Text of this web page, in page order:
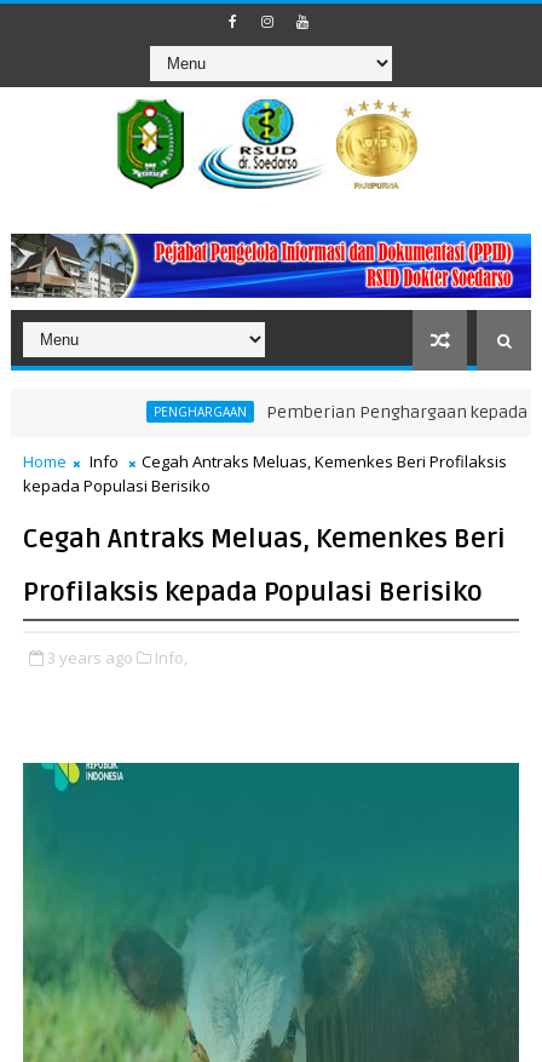
Pemberian Penghargaan kepada Unit Teraktif
Home Info
Cegah Antraks Meluas, Kemenkes Beri Profilaksis
kepada Populasi Berisiko
Cegah Antraks Meluas, Kemenkes Beri
Profilaksis kepada Populasi Berisiko
3 years ago Info,